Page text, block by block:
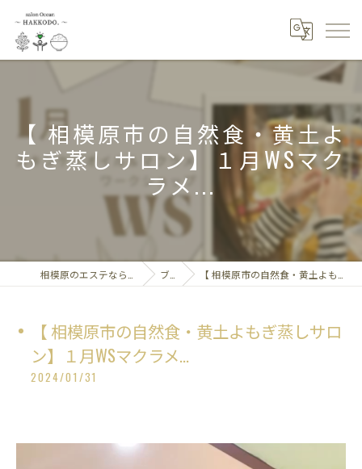
【 相模原市の自然食・黄土よ
もぎ蒸しサロン】１月WSマク
ラメ...
ブログ 【 相模原市の自然食・黄土よもぎ蒸しサロン】１月WSマクラメ...
【 相模原市の自然食・黄土よもぎ蒸しサロ
ン】１月WSマクラメ...
2024/01/31